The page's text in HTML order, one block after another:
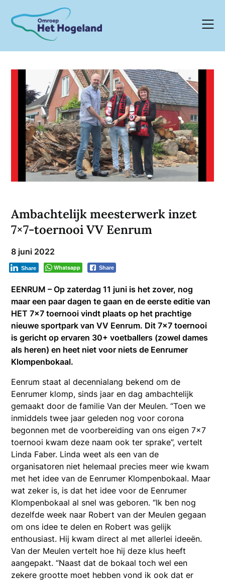
content
Ambachtelijk meesterwerk inzet
7×7-toernooi VV Eenrum
8 juni 2022
Whatsapp Share
Share
EENRUM – Op zaterdag 11 juni is het zover, nog
maar een paar dagen te gaan en de eerste editie van
HET 7×7 toernooi vindt plaats op het prachtige
nieuwe sportpark van VV Eenrum. Dit 7×7 toernooi
is gericht op ervaren 30+ voetballers (zowel dames
als heren) en heet niet voor niets de Eenrumer
Klompenbokaal.
Eenrum staat al decennialang bekend om de
Eenrumer klomp, sinds jaar en dag ambachtelijk
gemaakt door de familie Van der Meulen. “Toen we
inmiddels twee jaar geleden nog voor corona
begonnen met de voorbereiding van ons eigen 7×7
toernooi kwam deze naam ook ter sprake”, vertelt
Linda Faber. Linda weet als een van de
organisatoren niet helemaal precies meer wie kwam
met het idee van de Eenrumer Klompenbokaal. Maar
wat zeker is, is dat het idee voor de Eenrumer
Klompenbokaal al snel was geboren. “Ik ben nog
dezelfde week naar Robert van der Meulen gegaan
om ons idee te delen en Robert was gelijk
enthousiast. Hij kwam direct al met allerlei ideeën.
Van der Meulen vertelt hoe hij deze klus heeft
aangepakt. “Naast dat de bokaal toch wel een
zekere grootte moet hebben vond ik ook dat er